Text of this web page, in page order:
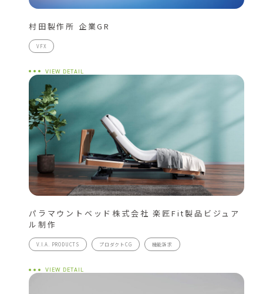
村田製作所 企業GR
VFX
VIEW DETAIL
パラマウントベッド株式会社 楽匠Fit製品ビジュア
ル制作
V.I.A. PRODUCTS プロダクトCG 機能訴求
VIEW DETAIL